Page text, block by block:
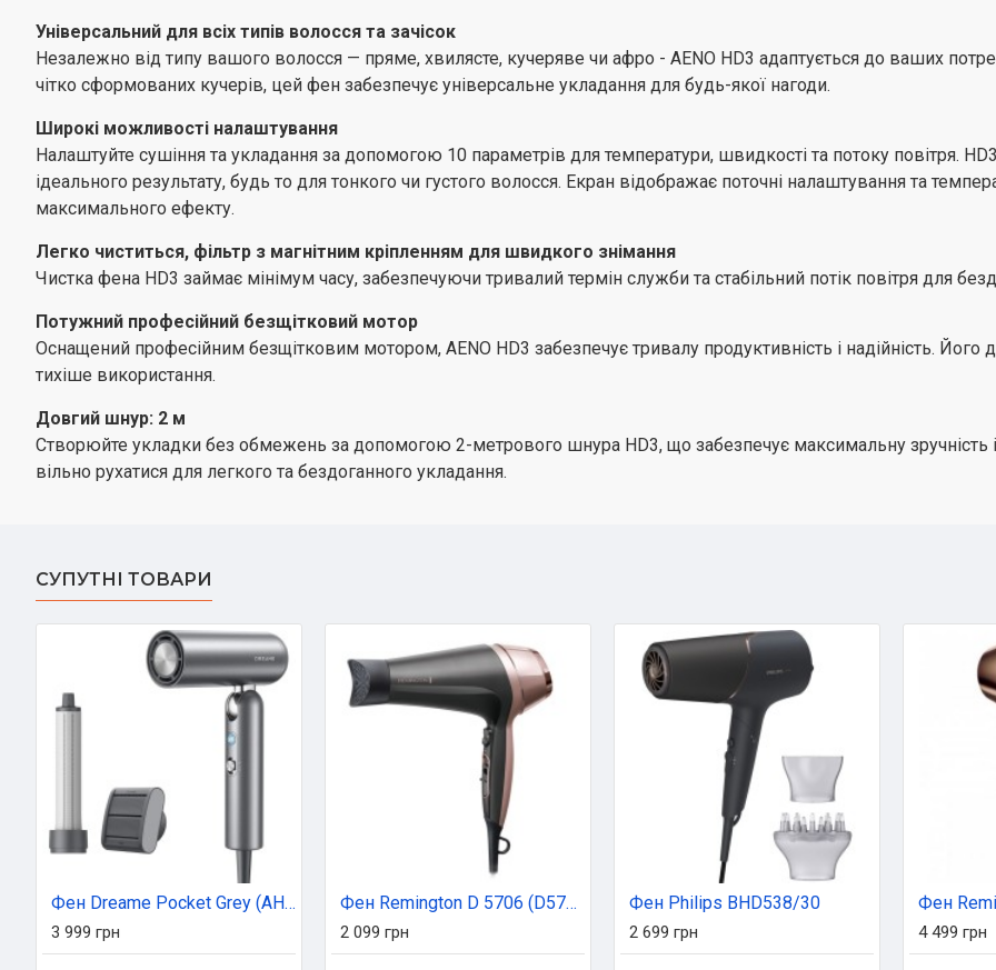
Універсальний для всіх типів волосся та зачісок
Незалежно від типу вашого волосся — пряме, хвилясте, кучеряве чи афро - AENO HD3 адаптується до ваших
чітко сформованих кучерів, цей фен забезпечує універсальне укладання для будь-якої нагоди.
Широкі можливості налаштування
Налаштуйте сушіння та укладання за допомогою 10 параметрів для температури, швидкості та потоку повітря.
ідеального результату, будь то для тонкого чи густого волосся. Екран відображає поточні налаштування та
максимального ефекту.
Легко чиститься, фільтр з магнітним кріпленням для швидкого знімання
Чистка фена HD3 займає мінімум часу, забезпечуючи тривалий термін служби та стабільний потік повітря для
Потужний професійний безщітковий мотор
Оснащений професійним безщітковим мотором, AENO HD3 забезпечує тривалу продуктивність і надійність.
тихіше використання.
Довгий шнур: 2 м
Створюйте укладки без обмежень за допомогою 2-метрового шнура HD3, що забезпечує максимальну зручність
вільно рухатися для легкого та бездоганного укладання.
СУПУТНІ ТОВАРИ
Фен Dreame Pocket Grey (AHD51-GR)
3 999 грн
Фен Remington D 5706 (D5706)
2 099 грн
Фен Philips BHD538/30
2 699 грн
Фен
4 499 грн